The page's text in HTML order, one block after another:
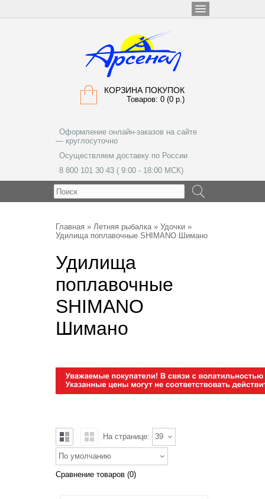
КОРЗИНА ПОКУПОК
Товаров: 0 (0 р.)
Оформление онлайн-заказов на сайте
— круглосуточно
Осуществляем доставку по России
8 800 101 30 43 ( 9:00 - 18:00 МСК)
Главная » Летняя рыбалка» Удочки »
Удилища поплавочные SHIMANO Шимано
Удилища
поплавочные
SHIMANO
Шимано
На странице: 39
По умолчанию
Сравнение товаров (0)